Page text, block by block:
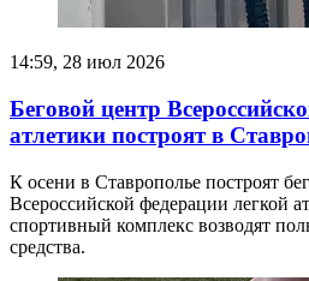
14:59, 28 июл 2026
Беговой центр
атлетики построят в
К осени в Ставрополье построят
Всероссийской федерации легкой
спортивный комплекс возводят
средства.